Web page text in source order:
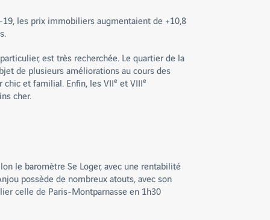
les prix immobiliers augmentaient de +10,8
est très recherchée. Le quartier de la
de plusieurs améliorations au cours des
et familial. Enfin, les VIIeet VIIIe
cher.
le baromètre Se Loger, avec une rentabilité
possède de nombreux atouts, avec son
celle de Paris-Montparnasse en 1h30